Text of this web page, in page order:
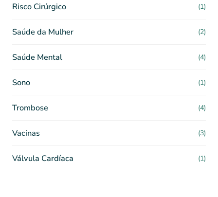
Risco Cirúrgico (1)
Saúde da Mulher (2)
Saúde Mental (4)
Sono (1)
Trombose (4)
Vacinas (3)
Válvula Cardíaca (1)